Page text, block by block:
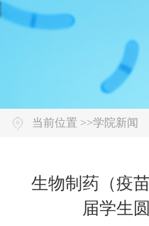
当前位置 >>学院新闻
生物制药（疫
届学生